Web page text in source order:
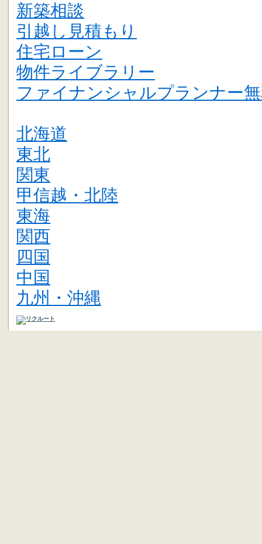
新築相談
引越し見積もり
住宅ローン
物件ライブラリー
ファイナンシャルプランナー
北海道
東北
関東
甲信越・北陸
東海
関西
四国
中国
九州・沖縄